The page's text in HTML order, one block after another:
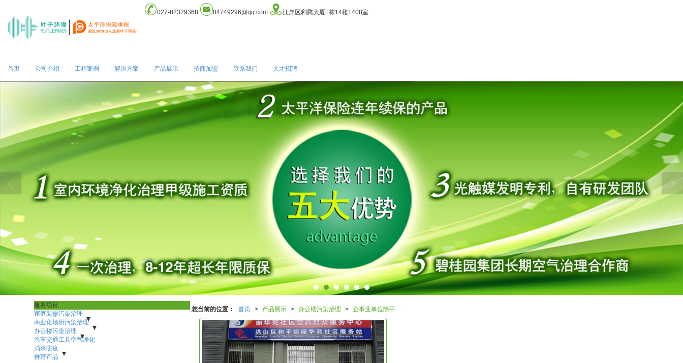
027-82329368 84749296@qq.com 江岸区利腾大厦1栋14楼1408室
首页 公司介绍 工程案例 解决方案 产品展示 招商加盟 联系我们 人才招聘
您当前的位置： 首页 > 产品展示 > 办公楼污染治理 > 企事业单位除甲醛空气净化治理
服务项目
家庭装修污染治理
别墅除甲醛治理 家庭除甲醛异味
万科城花璟苑空气污染治理除甲醛
商业化场所污染治理
酒店疗养中心除甲醛空气净化治理
学校幼儿园教育机构空气净化处理
家居馆整体室内空气净化
政府机关单位公共场合政务中心空气净化甲醛治理
办公楼污染治理
企事业单位除甲醛空气净化治理
办公区域除甲醛空气净化治理
汽车交通工具空气净化
消杀防疫
公共场所消杀防疫
推荐产品